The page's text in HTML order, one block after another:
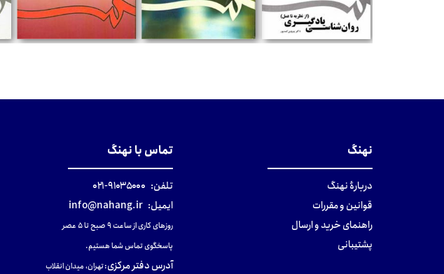
نهنگ
دربارهٔ نهنگ
قوانین و مقررات
راهنمای خرید و ارسال
پشتیبانی
تماس با نهنگ
تلفن: ۹۱۰۳۵۰۰۰-۰۲۱
ایمیل: info@nahang.ir
روزهای کاری از ساعت ۹ صبح تا ۵ عصر
پاسخگوی تماس شما هستیم.
آدرس دفتر مرکزی:تهران، میدان انقلاب